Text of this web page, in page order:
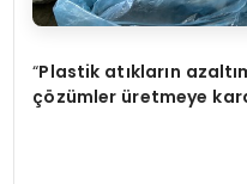
“Plastik atıkların
çözümler üretmeye